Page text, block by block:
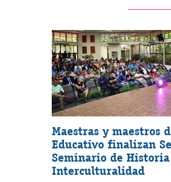
Maestras y maestros
Educativo finalizan
Seminario de
Interculturalidad